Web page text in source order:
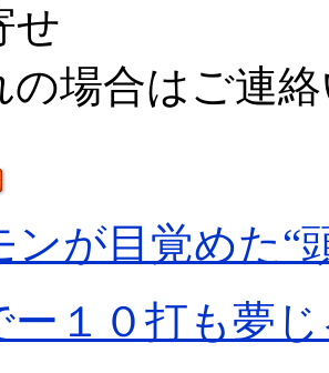
せ
の場合はご連
ンが目覚めた“
ー１０打も夢